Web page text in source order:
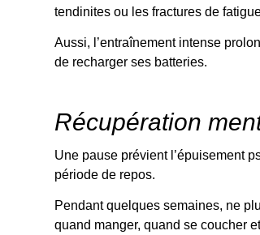
tendinites ou les fractures de
Aussi, l’entraînement intense
de recharger ses batteries.
Récupération
Une pause prévient l’épuisement
période de repos.
Pendant quelques semaines, ne
quand manger, quand se coucher